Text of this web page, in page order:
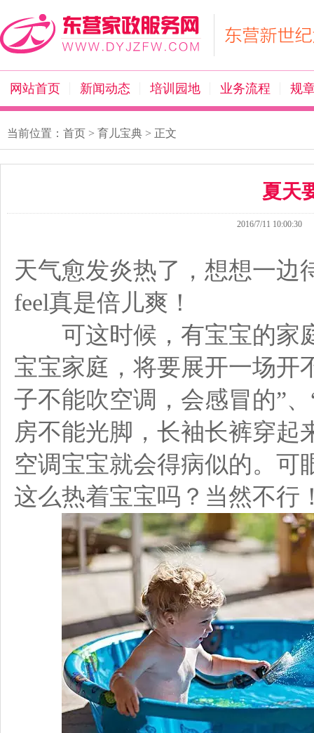
网站首页 新闻动态 培训园地 业务流程 规
当前位置： 首页 > 育儿宝典 > 正文
夏天
2016/7/11 10:00:30
天气愈发炎热了，想想一边
feel真是倍儿爽！
可这时候，有宝宝的家
宝宝家庭，将要展开一场开
子不能吹空调，会感冒的”
房不能光脚，长袖长裤穿起
空调宝宝就会得病似的。可
这么热着宝宝吗？当然不行